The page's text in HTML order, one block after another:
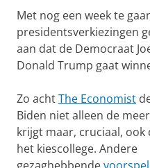
Met nog een week te
presidentsverkiezingen
aan dat de Democraat
Donald Trump gaat
Zo achtThe Economist
Biden niet alleen de
krijgt maar, cruciaal,
het kiescollege. Andere